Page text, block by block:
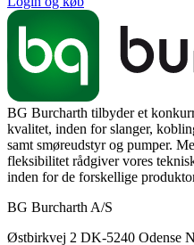
BG Burcharth tilbyder et
kvalitet, inden for slanger,
samt smøreudstyr og pumper.
fleksibilitet rådgiver vores
inden for de forskellige
BG Burcharth A/S
Østbirkvej 2 DK-5240 Odense